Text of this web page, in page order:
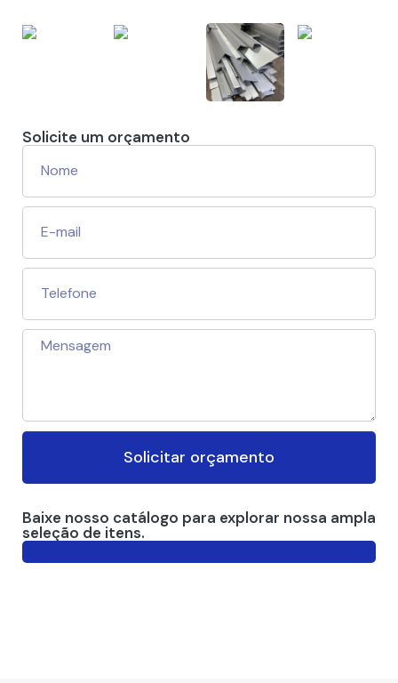
Solicite um orçamento
Solicitar orçamento
Baixe nosso catálogo para explorar nossa ampla
seleção de itens.